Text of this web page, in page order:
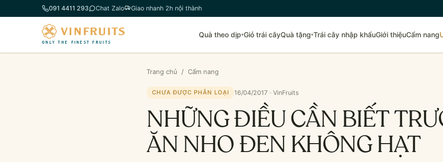
đến
dung
091 4411 293 Chat Zalo Giao nhanh 2h nội thành
ONLY THE FINEST FRUITS
Quà theo dịp▾Giỏ trái câyQuà tặng▾Trái cây nhập khẩuGiới thiệuCẩm nang
Trang chủ / Cẩm nang
CHƯA ĐƯỢC PHÂN LOẠI 16/04/2017 · VinFruits
NHỮNG ĐIỀU CẦN BIẾT
ĂN NHO ĐEN KHÔNG HẠT